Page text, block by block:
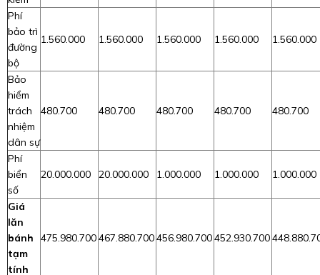
Phí
bảo trì
đường
bộ
1.560.000 1.560.000 1.560.000 1.560.000 1.560.000
Bảo
hiểm
trách
nhiệm
dân sự
480.700 480.700 480.700 480.700 480.700
Phí
biển
số
20.000.000 20.000.000 1.000.000 1.000.000 1.000.000
Giá
lăn
bánh
tạm
tính
475.980.700467.880.700456.980.700452.930.700